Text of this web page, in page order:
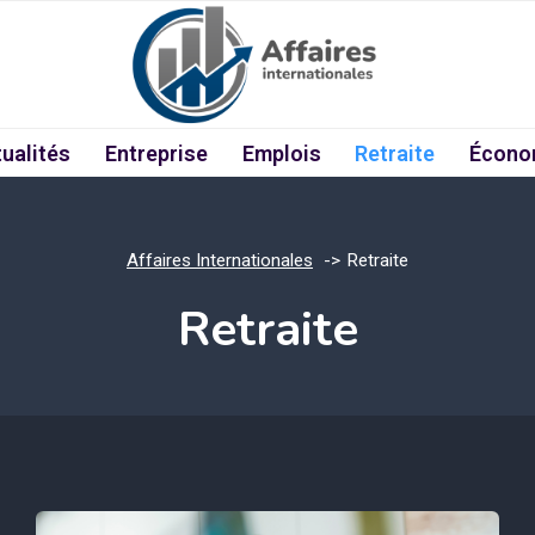
Entreprise Emplois Retraite
Affaires Internationales Retraite
Retraite